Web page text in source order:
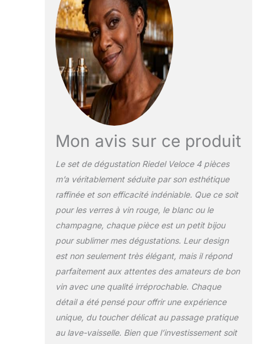
Mon avis sur ce produit
Le set de dégustation Riedel Veloce 4 pièces
m’a véritablement séduite par son esthétique
raffinée et son efficacité indéniable. Que ce soit
pour les verres à vin rouge, le blanc ou le
champagne, chaque pièce est un petit bijou
pour sublimer mes dégustations. Leur design
est non seulement très élégant, mais il répond
parfaitement aux attentes des amateurs de bon
vin avec une qualité irréprochable. Chaque
détail a été pensé pour offrir une expérience
unique, du toucher délicat au passage pratique
au lave-vaisselle. Bien que l’investissement soit